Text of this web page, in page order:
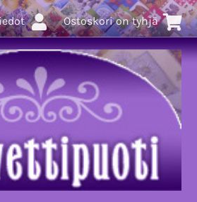
Ostoskori on tyhjä